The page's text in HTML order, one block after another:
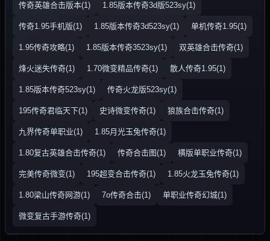
传奇英雄合击版本(1) 1.85版本传奇3d版523sy(1)
传奇1.95手机版(1) 1.85版本传奇3d523sy(1) 单机传奇1.95(1)
1.95传奇攻略(1) 1.85版本传奇3523sy(1) 双英雄合击传奇(1)
烽火迷失传奇(1) 1.70微变精品传奇(1) 散人传奇1.95(1)
1.85版本传奇523sy(1) 传奇火龙版523sy(1)
195传奇君临天下(1) 史诗微变传奇(1) 狼族合击传奇(1)
九界传奇单职业(1) 1.85月光玉兔传奇(1)
1.80复古英雄合击传奇(1) 传奇合击图(1) 横版单职业传奇(1)
完美传奇微变(1) 195超变合击传奇(1) 1.85火龙玉兔传奇(1)
1.80梁山传奇网游(1) 7o传奇合击(1) 单职业传奇幻城(1)
微变复古手游传奇(1)